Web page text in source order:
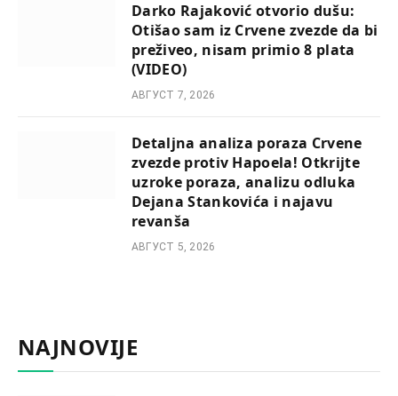
Darko Rajaković otvorio dušu:
Otišao sam iz Crvene zvezde da bi
preživeo, nisam primio 8 plata
(VIDEO)
АВГУСТ 7, 2026
Detaljna analiza poraza Crvene
zvezde protiv Hapoela! Otkrijte
uzroke poraza, analizu odluka
Dejana Stankovića i najavu
revanša
АВГУСТ 5, 2026
NAJNOVIJE